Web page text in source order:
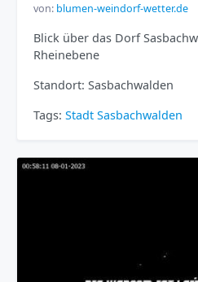
von: blumen-weindorf-wetter.de
Blick über das Dorf
Rheinebene
Standort: Sasbachwalden
Tags: Stadt Sasbachwalden